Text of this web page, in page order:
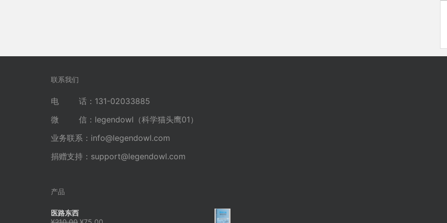
联系我们
电 话：131-02033885
微 信：legendowl（科学猫头鹰01）
业务联系： info@legendowl.com
捐赠支持： support@legendowl.com
产品
医路东西
原